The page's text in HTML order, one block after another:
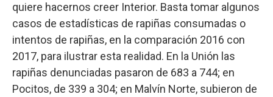
quiere hacernos creer Interior. Basta tomar algunos
casos de estadísticas de rapiñas consumadas o
intentos de rapiñas, en la comparación 2016 con
2017, para ilustrar esta realidad. En la Unión las
rapiñas denunciadas pasaron de 683 a 744; en
Pocitos, de 339 a 304; en Malvín Norte, subieron de